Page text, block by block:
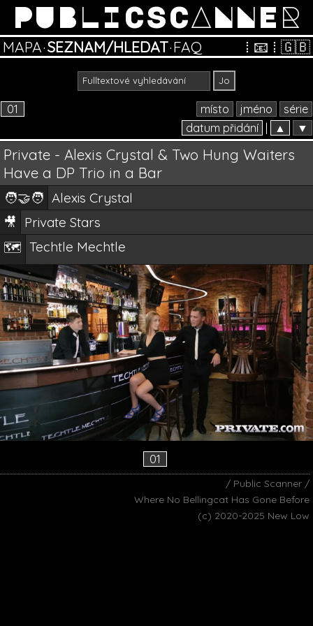
PUBLICSCANNER
MAPA·SEZNAM/HLEDAT·FAQ ⁞ 📧 ⁞ 🇬🇧
01 místo jméno
série
datum přidání
▲ ▼
Private - Alexis Crystal & Two Hung Waiters
Have a DP Trio in a Bar
🧑‍🤝‍🧑 Alexis Crystal
🎥 Private Stars
🗺️ Techtle Mechtle
01
/ Public Scanner /
Where No Bellingcat Has Gone Before
(c) 2020-2025 New Low